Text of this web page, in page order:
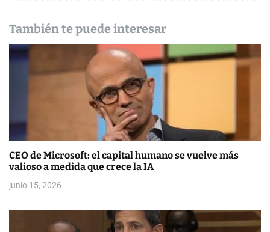
e
e
r
a
d
a
También te puede interesar
CEO de Microsoft: el capital humano se vuelve más
valioso a medida que crece la IA
junio 15, 2026